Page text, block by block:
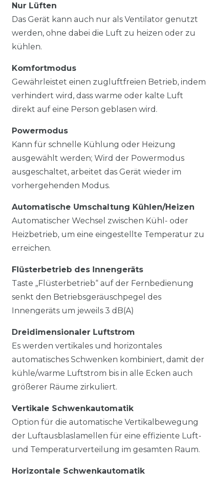
Nur Lüften
Das Gerät kann auch nur als Ventilator genutzt
werden, ohne dabei die Luft zu heizen oder zu
kühlen.
Komfortmodus
Gewährleistet einen zugluftfreien Betrieb, indem
verhindert wird, dass warme oder kalte Luft
direkt auf eine Person geblasen wird.
Powermodus
Kann für schnelle Kühlung oder Heizung
ausgewählt werden; Wird der Powermodus
ausgeschaltet, arbeitet das Gerät wieder im
vorhergehenden Modus.
Automatische Umschaltung Kühlen/Heizen
Automatischer Wechsel zwischen Kühl- oder
Heizbetrieb, um eine eingestellte Temperatur zu
erreichen.
Flüsterbetrieb des Innengeräts
Taste „Flüsterbetrieb“ auf der Fernbedienung
senkt den Betriebsgeräuschpegel des
Innengeräts um jeweils 3 dB(A)
Dreidimensionaler Luftstrom
Es werden vertikales und horizontales
automatisches Schwenken kombiniert, damit der
kühle/warme Luftstrom bis in alle Ecken auch
größerer Räume zirkuliert.
Vertikale Schwenkautomatik
Option für die automatische Vertikalbewegung
der Luftausblaslamellen für eine effiziente Luft-
und Temperaturverteilung im gesamten Raum.
Horizontale Schwenkautomatik